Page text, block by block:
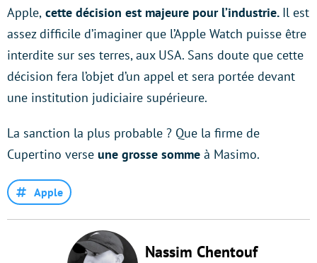
Apple, cette décision est majeure pour l’industrie. Il est
assez difficile d’imaginer que l’Apple Watch puisse être
interdite sur ses terres, aux USA. Sans doute que cette
décision fera l’objet d’un appel et sera portée devant
une institution judiciaire supérieure.
La sanction la plus probable ? Que la firme de
Cupertino verse une grosse somme à Masimo.
Apple
Nassim Chentouf